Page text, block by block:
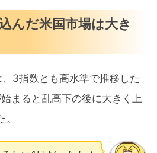
んだ米国市場は大き
3指数とも高水準で推移した
まると乱高下の後に大きく上